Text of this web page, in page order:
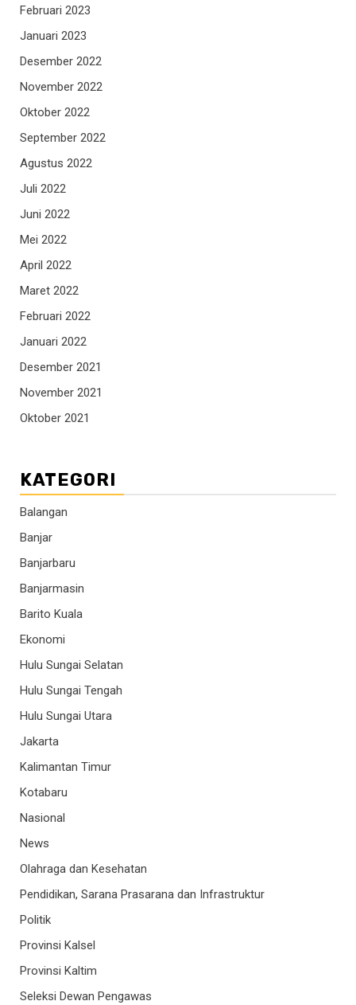
Februari 2023
Januari 2023
Desember 2022
November 2022
Oktober 2022
September 2022
Agustus 2022
Juli 2022
Juni 2022
Mei 2022
April 2022
Maret 2022
Februari 2022
Januari 2022
Desember 2021
November 2021
Oktober 2021
KATEGORI
Balangan
Banjar
Banjarbaru
Banjarmasin
Barito Kuala
Ekonomi
Hulu Sungai Selatan
Hulu Sungai Tengah
Hulu Sungai Utara
Jakarta
Kalimantan Timur
Kotabaru
Nasional
News
Olahraga dan Kesehatan
Pendidikan, Sarana Prasarana dan Infrastruktur
Politik
Provinsi Kalsel
Provinsi Kaltim
Seleksi Dewan Pengawas